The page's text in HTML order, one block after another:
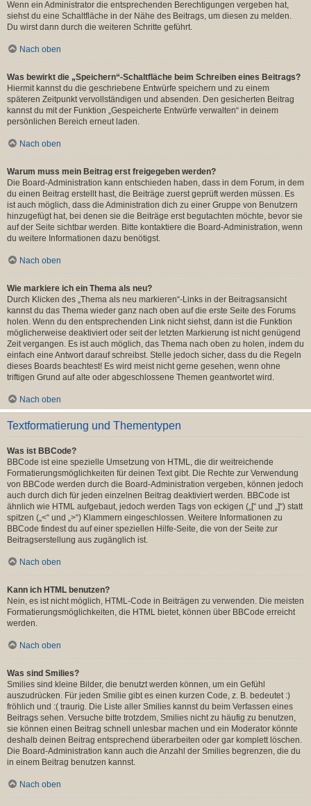
Wenn ein Administrator die entsprechenden Berechtigungen vergeben hat,
siehst du eine Schaltfläche in der Nähe des Beitrags, um diesen zu melden.
Du wirst dann durch die weiteren Schritte geführt.
Nach oben
Was bewirkt die „Speichern“-Schaltfläche beim Schreiben eines Beitrags?
Hiermit kannst du die geschriebene Entwürfe speichern und zu einem
späteren Zeitpunkt vervollständigen und absenden. Den gesicherten Beitrag
kannst du mit der Funktion „Gespeicherte Entwürfe verwalten“ in deinem
persönlichen Bereich erneut laden.
Nach oben
Warum muss mein Beitrag erst freigegeben werden?
Die Board-Administration kann entschieden haben, dass in dem Forum, in dem
du einen Beitrag erstellt hast, die Beiträge zuerst geprüft werden müssen. Es
ist auch möglich, dass die Administration dich zu einer Gruppe von Benutzern
hinzugefügt hat, bei denen sie die Beiträge erst begutachten möchte, bevor sie
auf der Seite sichtbar werden. Bitte kontaktiere die Board-Administration, wenn
du weitere Informationen dazu benötigst.
Nach oben
Wie markiere ich ein Thema als neu?
Durch Klicken des „Thema als neu markieren“-Links in der Beitragsansicht
kannst du das Thema wieder ganz nach oben auf die erste Seite des Forums
holen. Wenn du den entsprechenden Link nicht siehst, dann ist die Funktion
möglicherweise deaktiviert oder seit der letzten Markierung ist nicht genügend
Zeit vergangen. Es ist auch möglich, das Thema nach oben zu holen, indem du
einfach eine Antwort darauf schreibst. Stelle jedoch sicher, dass du die Regeln
dieses Boards beachtest! Es wird meist nicht gerne gesehen, wenn ohne
triftigen Grund auf alte oder abgeschlossene Themen geantwortet wird.
Nach oben
Textformatierung und Thementypen
Was ist BBCode?
BBCode ist eine spezielle Umsetzung von HTML, die dir weitreichende
Formatierungsmöglichkeiten für deinen Text gibt. Die Rechte zur Verwendung
von BBCode werden durch die Board-Administration vergeben, können jedoch
auch durch dich für jeden einzelnen Beitrag deaktiviert werden. BBCode ist
ähnlich wie HTML aufgebaut, jedoch werden Tags von eckigen („[“ und „]“) statt
spitzen („<“ und „>“) Klammern eingeschlossen. Weitere Informationen zu
BBCode findest du auf einer speziellen Hilfe-Seite, die von der Seite zur
Beitragserstellung aus zugänglich ist.
Nach oben
Kann ich HTML benutzen?
Nein, es ist nicht möglich, HTML-Code in Beiträgen zu verwenden. Die meisten
Formatierungsmöglichkeiten, die HTML bietet, können über BBCode erreicht
werden.
Nach oben
Was sind Smilies?
Smilies sind kleine Bilder, die benutzt werden können, um ein Gefühl
auszudrücken. Für jeden Smilie gibt es einen kurzen Code, z. B. bedeutet :)
fröhlich und :( traurig. Die Liste aller Smilies kannst du beim Verfassen eines
Beitrags sehen. Versuche bitte trotzdem, Smilies nicht zu häufig zu benutzen,
sie können einen Beitrag schnell unlesbar machen und ein Moderator könnte
deshalb deinen Beitrag entsprechend überarbeiten oder gar komplett löschen.
Die Board-Administration kann auch die Anzahl der Smilies begrenzen, die du
in einem Beitrag benutzen kannst.
Nach oben